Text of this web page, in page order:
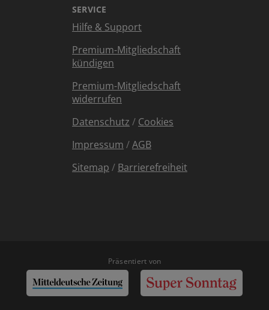
SERVICE
Hilfe & Support
Premium-Mitgliedschaft
kündigen
Premium-Mitgliedschaft
widerrufen
Datenschutz / Cookies
Impressum /AGB
Sitemap / Barrierefreiheit
Präsentiert von